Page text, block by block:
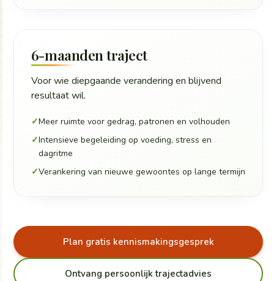
6-maanden traject
Voor wie diepgaande verandering en blijvend
resultaat wil.
✓Meer ruimte voor gedrag, patronen en volhouden
✓Intensieve begeleiding op voeding, stress en
dagritme
✓Verankering van nieuwe gewoontes op lange termijn
Plan gratis kennismakingsgesprek
Ontvang persoonlijk trajectadvies